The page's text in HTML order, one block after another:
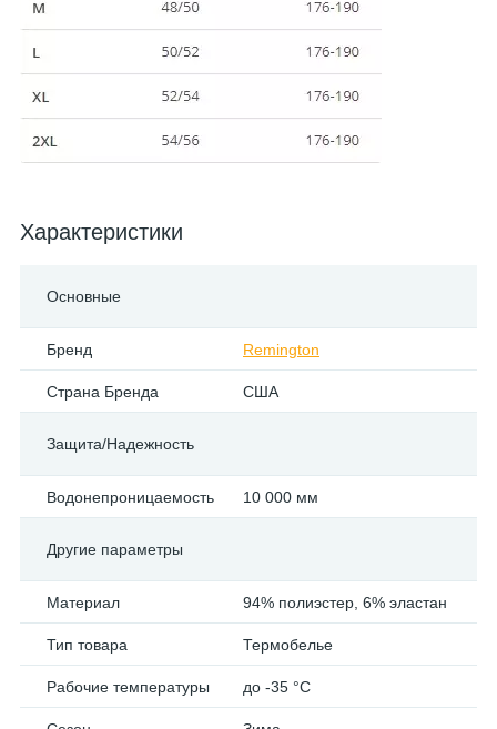
Характеристики
Основные
Бренд Remington
Страна Бренда США
Защита/Надежность
Водонепроницаемость 10 000 мм
Другие параметры
Материал 94% полиэстер, 6% эластан
Тип товара Термобелье
Рабочие температуры до -35 °C